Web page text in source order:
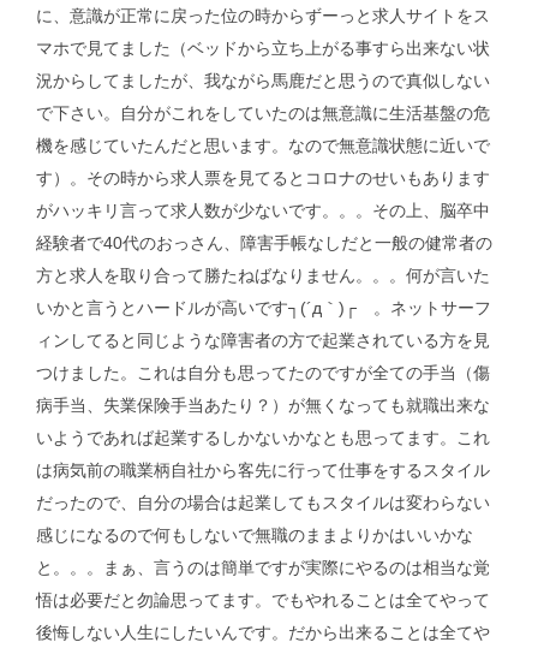
に、意識が正常に戻った位の時からずーっと求人サイトをス
マホで見てました（ベッドから立ち上がる事すら出来ない状
況からしてましたが、我ながら馬鹿だと思うので真似しない
で下さい。自分がこれをしていたのは無意識に生活基盤の危
機を感じていたんだと思います。なので無意識状態に近いで
す）。その時から求人票を見てるとコロナのせいもあります
がハッキリ言って求人数が少ないです。。。その上、脳卒中
経験者で40代のおっさん、障害手帳なしだと一般の健常者の
方と求人を取り合って勝たねばなりません。。。何が言いた
いかと言うとハードルが高いです┐(´д｀)┌ 。ネットサーフ
ィンしてると同じような障害者の方で起業されている方を見
つけました。これは自分も思ってたのですが全ての手当（傷
病手当、失業保険手当あたり？）が無くなっても就職出来な
いようであれば起業するしかないかなとも思ってます。これ
は病気前の職業柄自社から客先に行って仕事をするスタイル
だったので、自分の場合は起業してもスタイルは変わらない
感じになるので何もしないで無職のままよりかはいいかな
と。。。まぁ、言うのは簡単ですが実際にやるのは相当な覚
悟は必要だと勿論思ってます。でもやれることは全てやって
後悔しない人生にしたいんです。だから出来ることは全てや